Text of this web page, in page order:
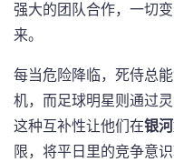
强大的团队合作，一切
来。
每当危险降临，死侍总
机，而足球明星则通过
这种互补性让他们在银
限，将平日里的竞争意